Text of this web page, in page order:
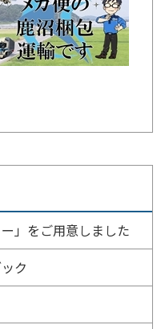
」をご用意しました
ク